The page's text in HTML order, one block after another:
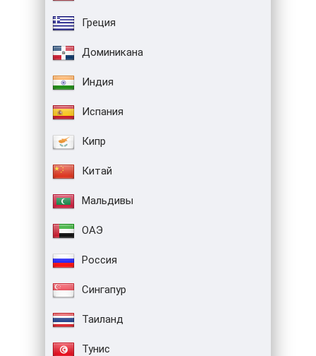
Греция
Доминикана
Индия
Испания
Кипр
Китай
Мальдивы
ОАЭ
Россия
Сингапур
Таиланд
Тунис